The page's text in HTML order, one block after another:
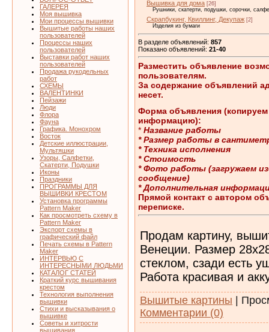
ГАЛЕРЕЯ
Моя вышивка
Мои процессы вышивки
Вышитые работы наших
пользователей
Процессы наших
пользователей
Выставки работ наших
пользователей
Продажа рукодельных
работ
СХЕМЫ
ВАЛЕНТИНКИ
Пейзажи
Люди
Флора
Фауна
Графика. Монохром
Восток
Детские иллюстрации,
Мультяшки
Узоры, Салфетки,
Скатерти, Подушки
Иконы
Праздники
ПРОГРАММЫ ДЛЯ
ВЫШИВКИ КРЕСТОМ
Установка программы
Pattern Maker
Как просмотреть схему в
Pattern Maker
Экспорт схемы в
графический файл
Печать схемы в Pattern
Maker
ИНТЕРВЬЮ С
ИНТЕРЕСНЫМИ ЛЮДЬМИ
КАТАЛОГ СТАТЕЙ
Краткий курс вышивания
крестом
Технология выполнения
вышивки
Стихи и высказывания о
вышивке
Советы и хитрости
вышивания
Вышивка для дома [26]
Рушники, скатерти, подушки, сорочки,
Скрапбукинг, Квиллинг, Декупаж [2]
Изделия из бумаги
В разделе объявлений: 857
Показано объявлений: 21-40
Разместить объявление
пользователям.
За содержание объявлений
несет.
Форма объявления
информацию):
* Название работы
* Размер работы в
* Техника исполнения
* Стоимость
* Фото работы (загружаем
сообщение)
* Дополнительная
Прямой контакт с автором
переписке.
Продам картину,
Венеции. Размер
стеклом, сзади есть
Работа красивая и
Вышитые картины |
Комментарии (0)